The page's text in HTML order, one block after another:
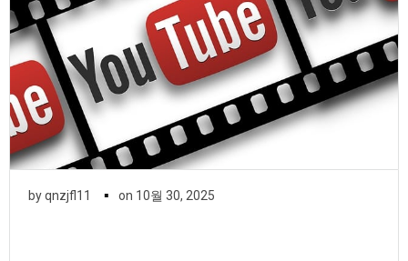
byqnzjfl11 ▪ on 10월 30, 2025